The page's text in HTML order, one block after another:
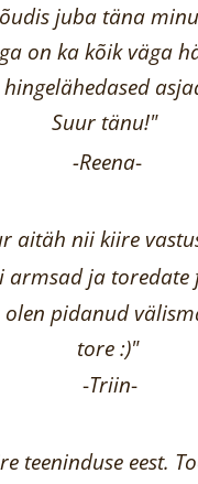
juba täna
on ka kõik väga
hingelähedased
Suur tänu!"
-Reena-
aitäh nii kiire
armsad ja toredate
pidanud
tore :)"
-Triin-
teeninduse eest.